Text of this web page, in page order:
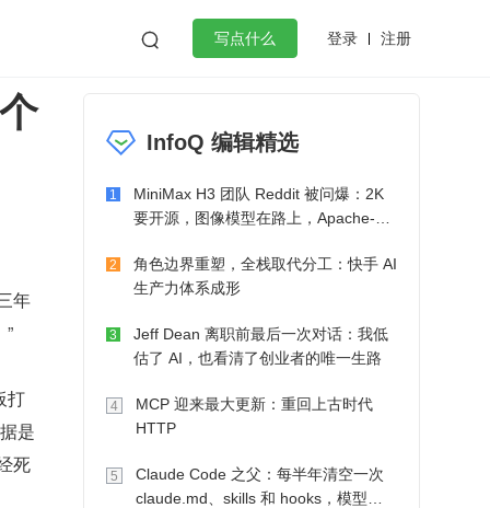
 写点什么 登录 注册
工作
微服务架构 flutter
年
打
是
死
InfoQ 编辑精选
1
MiniMax H3 团队 Reddit 被问爆：2K
要开源，图像模型在路上，Apache-2.0
2
角色边界重塑，全栈取代分工：快手 AI
生产力体系成形
3
Jeff Dean 离职前最后一次对话：我低
估了 AI，也看清了创业者的唯一生路
4
MCP 迎来最大更新：重回上古时代
HTTP
5
Claude Code 之父：每半年清空一次
claude.md、skills 和 hooks，模型自